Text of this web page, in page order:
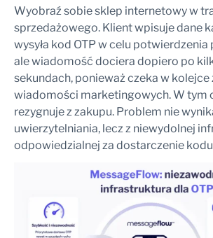
Wyobraź sobie sklep internetowy w
sprzedażowego. Klient wpisuje dane
wysyła kod OTP w celu potwierdzenia
ale wiadomość dociera dopiero po
sekundach, ponieważ czeka w kolejce
wiadomości marketingowych. W tym
rezygnuje z zakupu. Problem nie
uwierzytelniania, lecz z niewydolnej
odpowiedzialnej za dostarczenie